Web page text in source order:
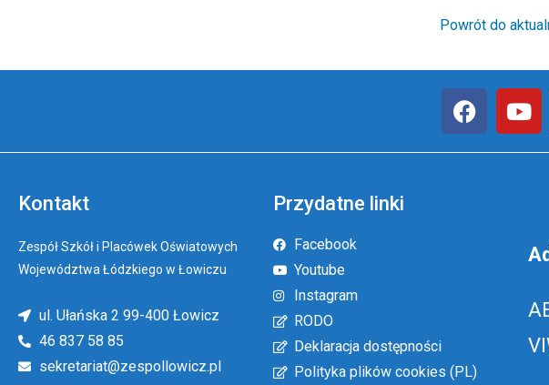
Powrót do
Kontakt
Zespół Szkół i Placówek Oświatowych
Województwa Łódzkiego w Łowiczu
ul. Ułańska 2 99-400 Łowicz
46 837 58 85
sekretariat@zespollowicz.pl
Przydatne linki
Facebook
Youtube
Instagram
RODO
Deklaracja dostępności
Polityka plików cookies (PL)